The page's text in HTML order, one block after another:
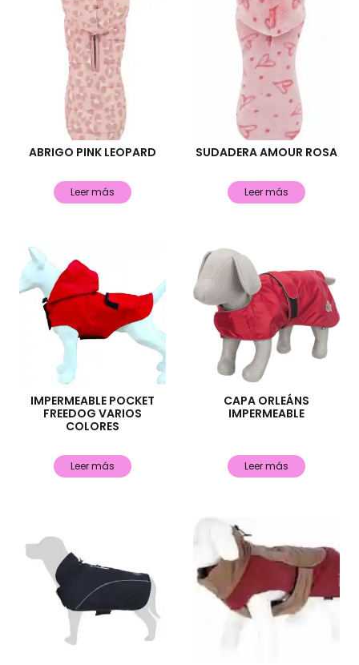
ABRIGO PINK LEOPARD
Leer más
SUDADERA AMOUR ROSA
Leer más
IMPERMEABLE POCKET
FREEDOG VARIOS
COLORES
Leer más
CAPA ORLEÁNS
IMPERMEABLE
Leer más